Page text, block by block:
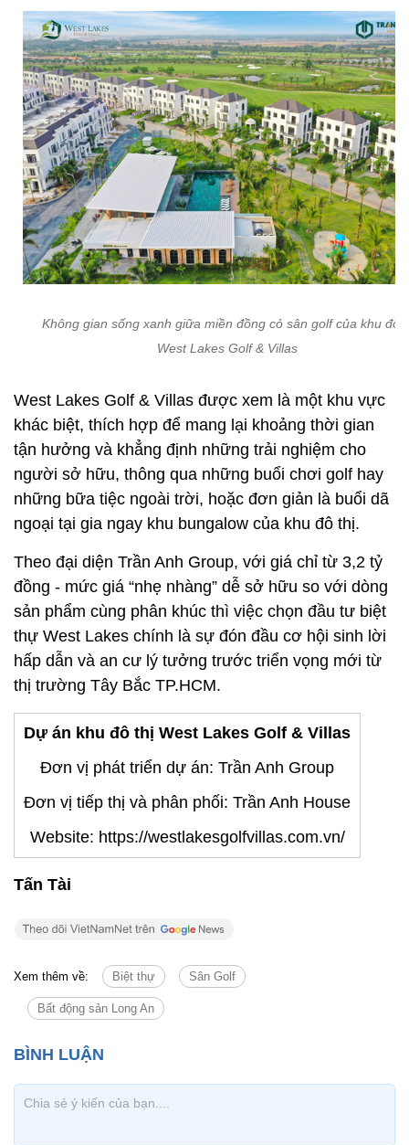
Không gian sống xanh giữa miền đồng cỏ sân golf của khu đô
West Lakes Golf & Villas
West Lakes Golf & Villas được xem là một khu vực
khác biệt, thích hợp để mang lại khoảng thời gian
tận hưởng và khẳng định những trải nghiệm cho
người sở hữu, thông qua những buổi chơi golf hay
những bữa tiệc ngoài trời, hoặc đơn giản là buổi dã
ngoại tại gia ngay khu bungalow của khu đô thị.
Theo đại diện Trần Anh Group, với giá chỉ từ 3,2 tỷ
đồng - mức giá “nhẹ nhàng” dễ sở hữu so với dòng
sản phẩm cùng phân khúc thì việc chọn đầu tư biệt
thự West Lakes chính là sự đón đầu cơ hội sinh lời
hấp dẫn và an cư lý tưởng trước triển vọng mới từ
thị trường Tây Bắc TP.HCM.
Dự án khu đô thị West Lakes Golf & Villas
Đơn vị phát triển dự án: Trần Anh Group
Đơn vị tiếp thị và phân phối: Trần Anh House
Website: https://westlakesgolfvillas.com.vn/
Tấn Tài
Xem thêm về: Biệt thự Sân Golf
Bất động sản Long An